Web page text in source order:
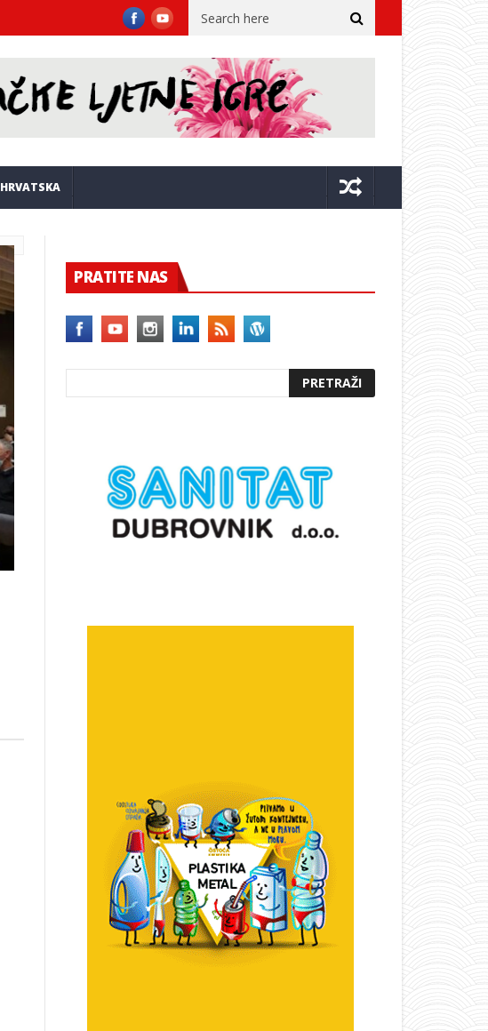
Taksist u Gružu nije htio ukrcati Dubrovčanina: Rekao je da sam šporak i
HRVATSKA
PRATITE NAS